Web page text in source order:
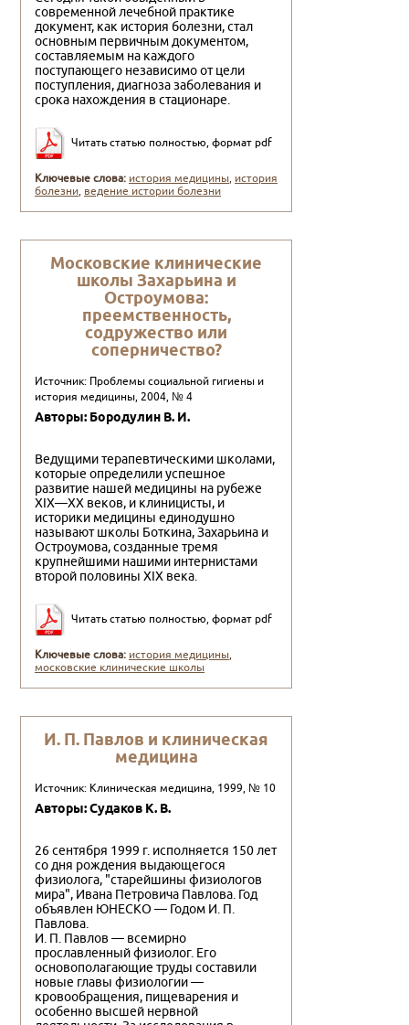
современной лечебной практике
документ, как история болезни, стал
основным первичным документом,
составляемым на каждого
поступающего независимо от цели
поступления, диагноза заболевания и
срока нахождения в стационаре.
Читать статью полностью, формат pdf
Ключевые слова: история медицины, история
болезни, ведение истории болезни
Московские клинические
школы Захарьина и
Остроумова:
преемственность,
содружество или
соперничество?
Источник: Проблемы социальной гигиены и
история медицины, 2004, № 4
Авторы: Бородулин В. И.
Ведущими терапевтическими школами,
которые определили успешное
развитие нашей медицины на рубеже
XIX—XX веков, и клиницисты, и
историки медицины единодушно
называют школы Боткина, Захарьина и
Остроумова, созданные тремя
крупнейшими нашими интернистами
второй половины XIX века.
Читать статью полностью, формат pdf
Ключевые слова: история медицины,
московские клинические школы
И. П. Павлов и клиническая
медицина
Источник: Клиническая медицина, 1999, № 10
Авторы: Судаков К. В.
26 сентября 1999 г. исполняется 150 лет
со дня рождения выдающегося
физиолога, "старейшины физиологов
мира", Ивана Петровича Павлова. Год
объявлен ЮНЕСКО — Годом И. П.
Павлова.
И. П. Павлов — всемирно
прославленный физиолог. Его
основополагающие труды составили
новые главы физиологии —
кровообращения, пищеварения и
особенно высшей нервной